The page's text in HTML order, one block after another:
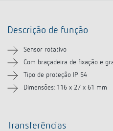
Transferências
Produtos semelhantes
Descrição de função
Sensor rotativo
Com braçadeira de fixação e
Tipo de proteção IP 54
Dimensões: 116 x 27 x 61 mm
Transferências